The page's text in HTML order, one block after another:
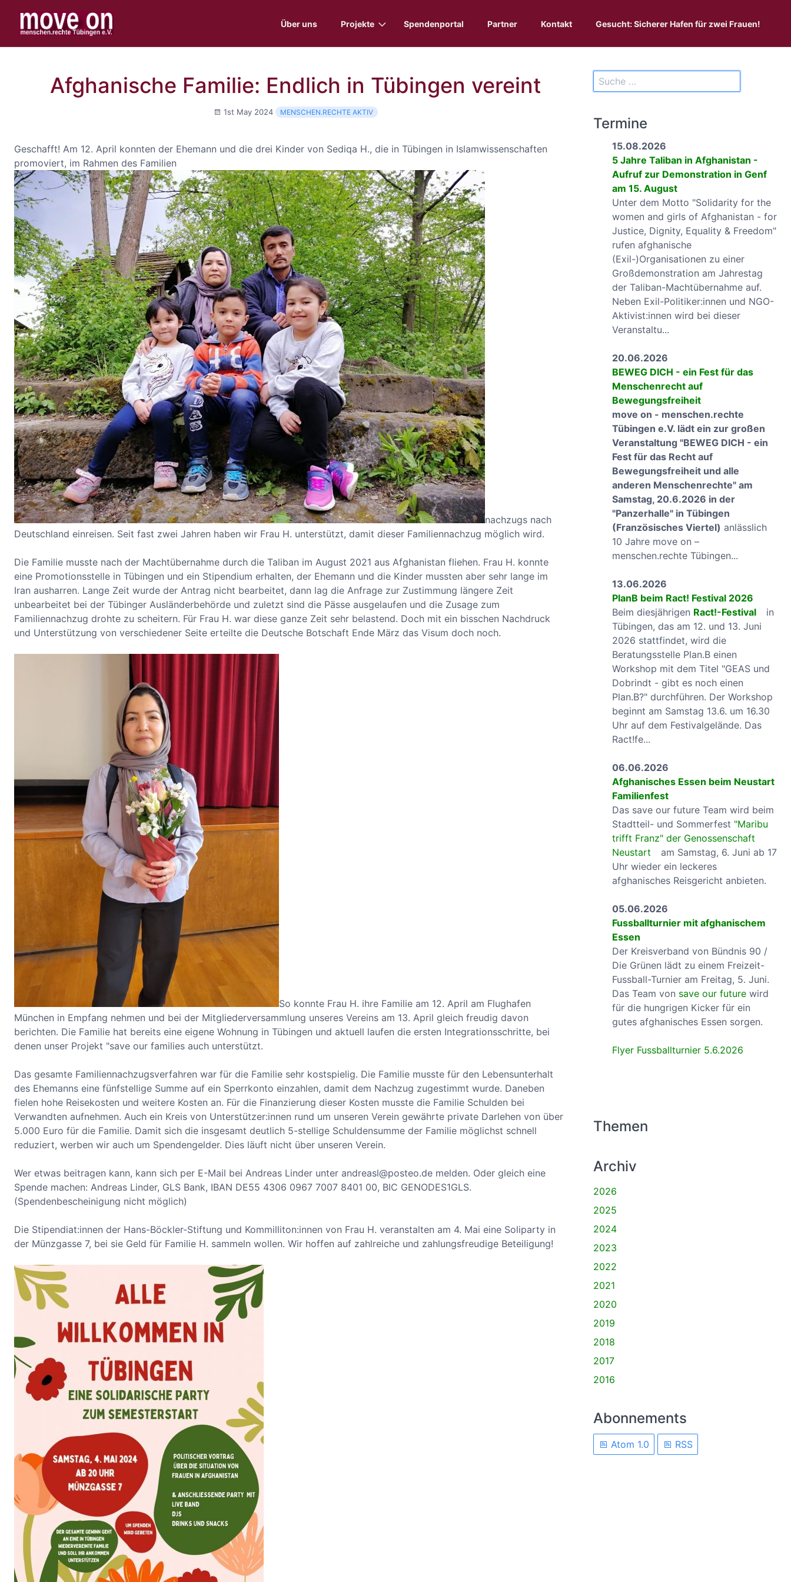
Über uns Projekte Spendenportal Partner Kontakt Gesucht: Sicherer Hafen für zwei Frauen!
Afghanische Familie: Endlich in Tübingen vereint
1st May 2024 MENSCHEN.RECHTE AKTIV
Geschafft! Am 12. April konnten der Ehemann und die drei Kinder von Sediqa H., die in Tübingen in Islamwissenschaften
promoviert, im Rahmen des Familien
nachzugs nach
Deutschland einreisen. Seit fast zwei Jahren haben wir Frau H. unterstützt, damit dieser Familiennachzug möglich wird.
Die Familie musste nach der Machtübernahme durch die Taliban im August 2021 aus Afghanistan fliehen. Frau H. konnte
eine Promotionsstelle in Tübingen und ein Stipendium erhalten, der Ehemann und die Kinder mussten aber sehr lange im
Iran ausharren. Lange Zeit wurde der Antrag nicht bearbeitet, dann lag die Anfrage zur Zustimmung längere Zeit
unbearbeitet bei der Tübinger Ausländerbehörde und zuletzt sind die Pässe ausgelaufen und die Zusage zum
Familiennachzug drohte zu scheitern. Für Frau H. war diese ganze Zeit sehr belastend. Doch mit ein bisschen Nachdruck
und Unterstützung von verschiedener Seite erteilte die Deutsche Botschaft Ende März das Visum doch noch.
So konnte Frau H. ihre Familie am 12. April am Flughafen
München in Empfang nehmen und bei der Mitgliederversammlung unseres Vereins am 13. April gleich freudig davon
berichten. Die Familie hat bereits eine eigene Wohnung in Tübingen und aktuell laufen die ersten Integrationsschritte, bei
denen unser Projekt "save our families auch unterstützt.
Das gesamte Familiennachzugsverfahren war für die Familie sehr kostspielig. Die Familie musste für den Lebensunterhalt
des Ehemanns eine fünfstellige Summe auf ein Sperrkonto einzahlen, damit dem Nachzug zugestimmt wurde. Daneben
fielen hohe Reisekosten und weitere Kosten an. Für die Finanzierung dieser Kosten musste die Familie Schulden bei
Verwandten aufnehmen. Auch ein Kreis von Unterstützer:innen rund um unseren Verein gewährte private Darlehen von über
5.000 Euro für die Familie. Damit sich die insgesamt deutlich 5-stellige Schuldensumme der Familie möglichst schnell
reduziert, werben wir auch um Spendengelder. Dies läuft nicht über unseren Verein.
Wer etwas beitragen kann, kann sich per E-Mail bei Andreas Linder unter andreasl@posteo.de melden. Oder gleich eine
Spende machen: Andreas Linder, GLS Bank, IBAN DE55 4306 0967 7007 8401 00, BIC GENODES1GLS.
(Spendenbescheinigung nicht möglich)
Die Stipendiat:innen der Hans-Böckler-Stiftung und Kommilliton:innen von Frau H. veranstalten am 4. Mai eine Soliparty in
der Münzgasse 7, bei sie Geld für Familie H. sammeln wollen. Wir hoffen auf zahlreiche und zahlungsfreudige Beteiligung!
Termine
15.08.2026
5 Jahre Taliban in Afghanistan -
Aufruf zur Demonstration in Genf
am 15. August
Unter dem Motto "Solidarity for the
women and girls of Afghanistan - for
Justice, Dignity, Equality & Freedom"
rufen afghanische
(Exil-)Organisationen zu einer
Großdemonstration am Jahrestag
der Taliban-Machtübernahme auf.
Neben Exil-Politiker:innen und NGO-
Aktivist:innen wird bei dieser
Veranstaltu...
20.06.2026
BEWEG DICH - ein Fest für das
Menschenrecht auf
Bewegungsfreiheit
move on - menschen.rechte
Tübingen e.V. lädt ein zur großen
Veranstaltung "BEWEG DICH - ein
Fest für das Recht auf
Bewegungsfreiheit und alle
anderen Menschenrechte" am
Samstag, 20.6.2026 in der
"Panzerhalle" in Tübingen
(Französisches Viertel) anlässlich
10 Jahre move on –
menschen.rechte Tübingen...
13.06.2026
PlanB beim Ract! Festival 2026
Beim diesjährigen Ract!-Festival
in
Tübingen, das am 12. und 13. Juni
2026 stattfindet, wird die
Beratungsstelle Plan.B einen
Workshop mit dem Titel "GEAS und
Dobrindt - gibt es noch einen
Plan.B?" durchführen. Der Workshop
beginnt am Samstag 13.6. um 16.30
Uhr auf dem Festivalgelände. Das
Ract!fe...
06.06.2026
Afghanisches Essen beim Neustart
Familienfest
Das save our future Team wird beim
Stadtteil- und Sommerfest "Maribu
trifft Franz" der Genossenschaft
Neustart
am Samstag, 6. Juni ab 17
Uhr wieder ein leckeres
afghanisches Reisgericht anbieten.
05.06.2026
Fussballturnier mit afghanischem
Essen
Der Kreisverband von Bündnis 90 /
Die Grünen lädt zu einem Freizeit-
Fussball-Turnier am Freitag, 5. Juni.
Das Team von save our future wird
für die hungrigen Kicker für ein
gutes afghanisches Essen sorgen.
Flyer Fussballturnier 5.6.2026
Themen
Archiv
2026
2025
2024
2023
2022
2021
2020
2019
2018
2017
2016
Abonnements
Atom 1.0 RSS